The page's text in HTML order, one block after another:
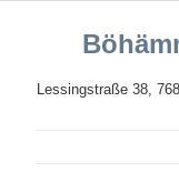
Lessingstraße 38,